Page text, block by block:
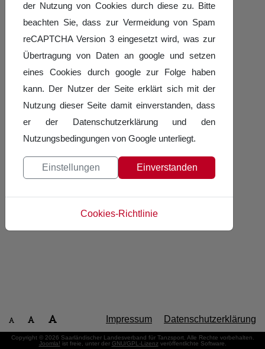
Veröffentlicht: 01. März 2021
der Nutzung von Cookies durch diese zu. Bitte
beachten Sie, dass zur Vermeidung von Spam
reCAPTCHA Version 3 eingesetzt wird, was zur
Übertragung von Daten an google und setzen
eines Cookies durch google zur Folge haben
kann. Der Nutzer der Seite erklärt sich mit der
Nutzung dieser Seite damit einverstanden, dass
er der Datenschutzerklärung und den
Nutzungsbedingungen von Google unterliegt.
Einstellungen Einverstanden
Cookies-Richtlinie
Impressum Datenschutzerklärung
Copyright © 2026 Saarländischer Landesverband für Tanzsport. Alle Rechte vorbehalten.
Joomla! ist freie, unter der GNU/GPL-Lizenz veröffentlichte Software.